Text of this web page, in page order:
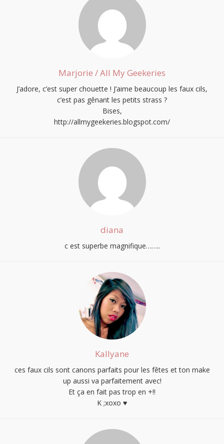
Marjorie / All My Geekeries
J’adore, c’est super chouette ! J’aime beaucoup les faux cils,
c’est pas gênant les petits strass ?
Bises,
http://allmygeekeries.blogspot.com/
diana
c est superbe magnifique……..
Kallyane
ces faux cils sont canons parfaits pour les fêtes et ton make
up aussi va parfaitement avec!
Et ça en fait pas trop en +!!
K ;xoxo ♥